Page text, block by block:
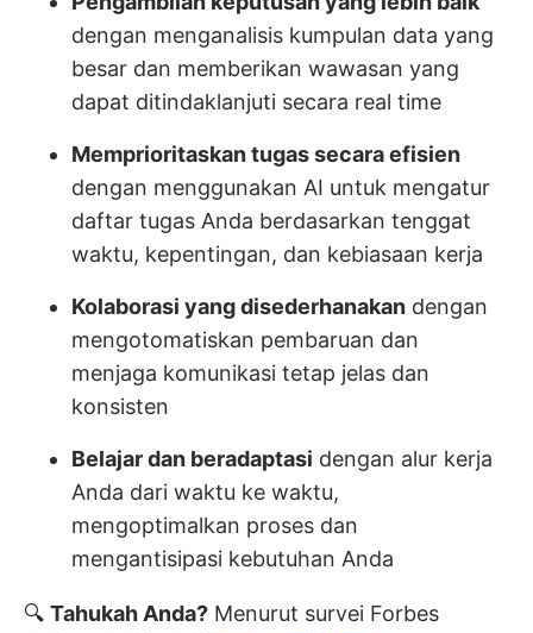
dengan menganalisis kumpulan data yang
besar dan memberikan wawasan yang
dapat ditindaklanjuti secara real time
Memprioritaskan tugas secara efisien
dengan menggunakan AI untuk mengatur
daftar tugas Anda berdasarkan tenggat
waktu, kepentingan, dan kebiasaan kerja
Kolaborasi yang disederhanakan dengan
mengotomatiskan pembaruan dan
menjaga komunikasi tetap jelas dan
konsisten
Belajar dan beradaptasi dengan alur kerja
Anda dari waktu ke waktu,
mengoptimalkan proses dan
mengantisipasi kebutuhan Anda
🔍 Tahukah Anda? Menurut survei Forbes